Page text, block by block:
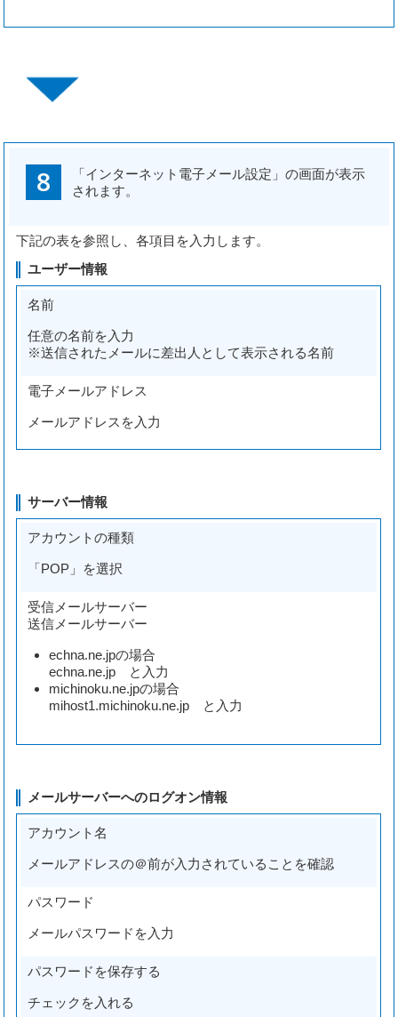
「インターネット電子メール設定」の画面が表示
されます。
下記の表を参照し、各項目を入力します。
ユーザー情報
名前
任意の名前を入力
※送信されたメールに差出人として表示される名前
電子メールアドレス
メールアドレスを入力
サーバー情報
アカウントの種類
「POP」を選択
受信メールサーバー
送信メールサーバー
echna.ne.jpの場合
echna.ne.jp と入力
michinoku.ne.jpの場合
mihost1.michinoku.ne.jp と入力
メールサーバーへのログオン情報
アカウント名
メールアドレスの＠前が入力されていることを確認
パスワード
メールパスワードを入力
パスワードを保存する
チェックを入れる